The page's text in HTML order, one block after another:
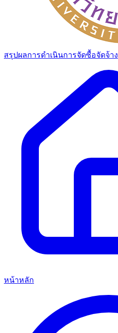
สรุปผลการดำเนินการจัดซื้อจัดจ้าง
หน้าหลัก